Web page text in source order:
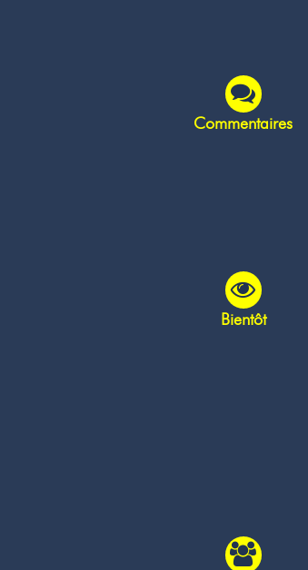
Commentaires
Bientôt